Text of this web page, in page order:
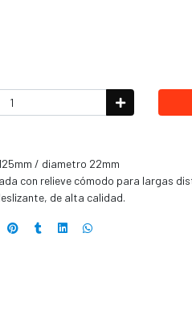
/ diametro 22mm
con relieve cómodo para largas
de alta calidad.